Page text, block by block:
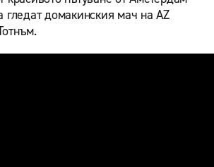
гледат домакинския мач на AZ